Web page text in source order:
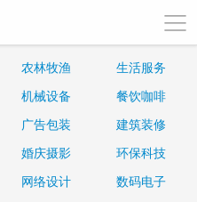
农林牧渔
生活服务
机械设备
餐饮咖啡
广告包装
建筑装修
婚庆摄影
环保科技
网络设计
数码电子